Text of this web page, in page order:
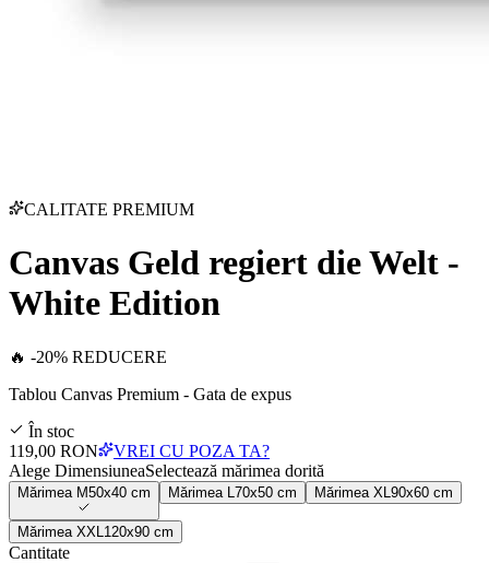
CALITATE PREMIUM
Canvas Geld regiert die Welt -
White Edition
🔥 -20% REDUCERE
Tablou Canvas Premium - Gata de expus
În stoc
119,00 RON
VREI CU POZA TA?
Alege DimensiuneaSelectează mărimea dorită
Mărimea M50x40 cm Mărimea 70x50 cm Mărimea XL 90x60 cm
Mărimea XXL 120x90 cm
Cantitate